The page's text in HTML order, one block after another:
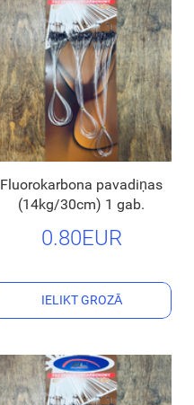
Fluorokarbona pavadiņas
(14kg/30cm) 1 gab.
0.80EUR
IELIKT GROZĀ